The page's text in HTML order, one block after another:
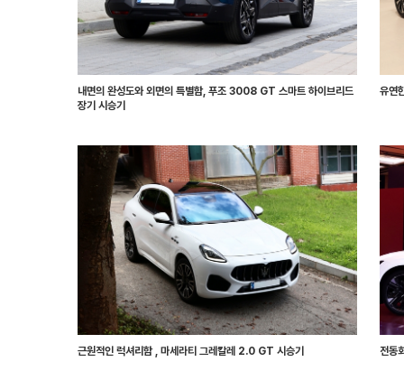
내면의 완성도와 외면의 특별함, 푸조 3008 GT 스마트 하이브리드
장기 시승기
유연
근원적인 럭셔리함 , 마세라티 그레칼레 2.0 GT 시승기 전동